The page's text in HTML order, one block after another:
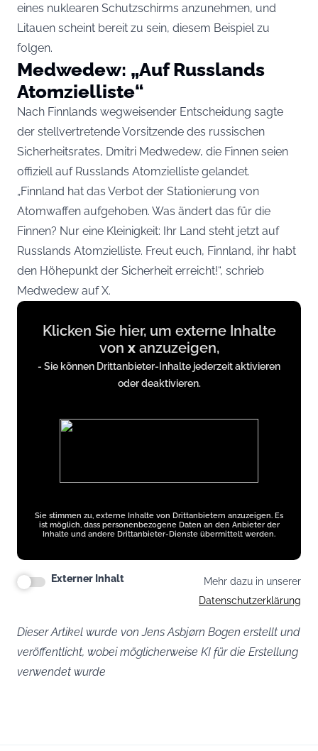
eines nuklearen Schutzschirms anzunehmen, und
Litauen scheint bereit zu sein, diesem Beispiel zu
folgen.
Medwedew: „Auf Russlands
Atomzielliste“
Nach Finnlands wegweisender Entscheidung sagte
der stellvertretende Vorsitzende des russischen
Sicherheitsrates, Dmitri Medwedew, die Finnen seien
offiziell auf Russlands Atomzielliste gelandet.
„Finnland hat das Verbot der Stationierung von
Atomwaffen aufgehoben. Was ändert das für die
Finnen? Nur eine Kleinigkeit: Ihr Land steht jetzt auf
Russlands Atomzielliste. Freut euch, Finnland, ihr habt
den Höhepunkt der Sicherheit erreicht!“, schrieb
Medwedew auf X.
Display
content
x.com
Klicken Sie hier, um externe Inhalte
von xanzuzeigen,
- Sie können Drittanbieter-Inhalte jederzeit aktivieren
oder deaktivieren.
Sie stimmen zu, externe Inhalte von Drittanbietern anzuzeigen. Es
ist möglich, dass personenbezogene Daten an den Anbieter der
Inhalte und andere Drittanbieter-Dienste übermittelt werden.
Externer Inhalt
Mehr dazu in unserer
Datenschutzerklärung
Dieser Artikel wurde von Jens Asbjørn Bogen erstellt und
veröffentlicht, wobei möglicherweise KI für die Erstellung
verwendet wurde